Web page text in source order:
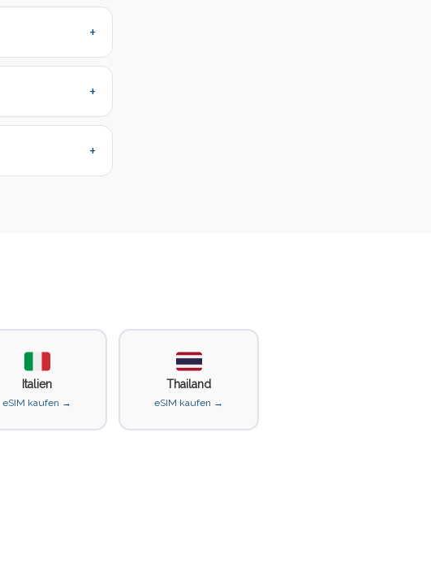
Italien
eSIM kaufen →
Thailand
eSIM kaufen →